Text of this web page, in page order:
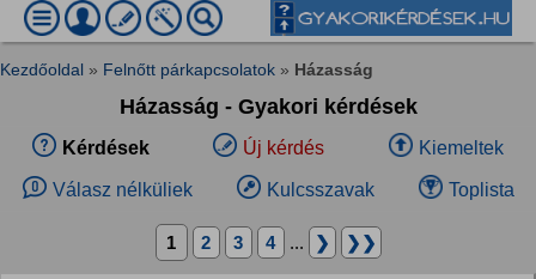
Kezdőoldal » Felnőtt párkapcsolatok » Házasság
Házasság - Gyakori kérdések
Kérdések Új kérdés Kiemeltek
Válasz nélküliek Kulcsszavak Toplista
1 2 3 4 ... ❯ ❯❯